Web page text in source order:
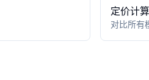
定价计
对比所有